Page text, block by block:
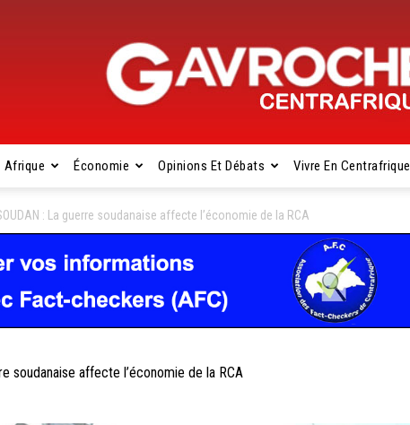
Centrafrique
Afrique Économie Opinions Et Débats Vivre En Centrafrique
: La guerre soudanaise affecte l’économie de la RCA
soudanaise affecte l’économie de la RCA